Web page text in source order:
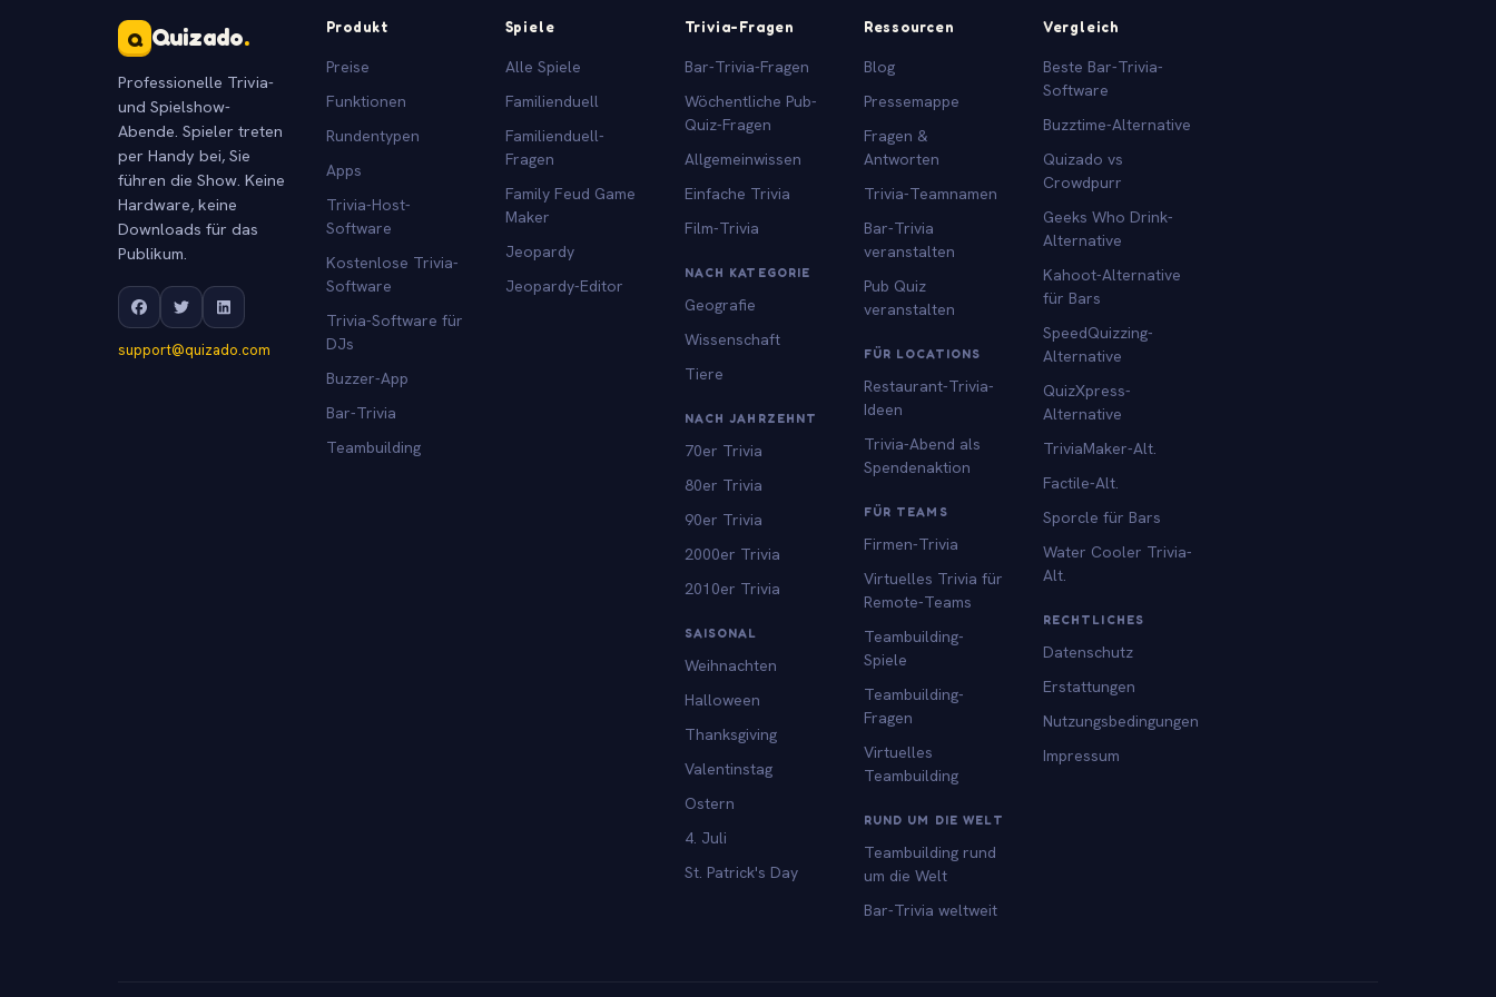
Q Quizado.
Professionelle Trivia-
und Spielshow-
Abende. Spieler treten
per Handy bei, Sie
führen die Show. Keine
Hardware, keine
Downloads für das
Publikum.
support@quizado.com
Produkt
Preise
Funktionen
Rundentypen
Apps
Trivia-Host-
Software
Kostenlose Trivia-
Software
Trivia-Software für
DJs
Buzzer-App
Bar-Trivia
Teambuilding
Spiele
Alle Spiele
Familienduell
Familienduell-
Fragen
Family Feud Game
Maker
Jeopardy
Jeopardy-Editor
Trivia-Fragen
Bar-Trivia-Fragen
Wöchentliche Pub-
Quiz-Fragen
Allgemeinwissen
Einfache Trivia
Film-Trivia
NACH KATEGORIE
Geografie
Wissenschaft
Tiere
NACH JAHRZEHNT
70er Trivia
80er Trivia
90er Trivia
2000er Trivia
2010er Trivia
SAISONAL
Weihnachten
Halloween
Thanksgiving
Valentinstag
Ostern
4. Juli
St. Patrick's Day
Ressourcen
Blog
Pressemappe
Fragen &
Antworten
Trivia-Teamnamen
Bar-Trivia
veranstalten
Pub Quiz
veranstalten
FÜR LOCATIONS
Restaurant-Trivia-
Ideen
Trivia-Abend als
Spendenaktion
FÜR TEAMS
Firmen-Trivia
Virtuelles Trivia für
Remote-Teams
Teambuilding-
Spiele
Teambuilding-
Fragen
Virtuelles
Teambuilding
RUND UM DIE WELT
Teambuilding rund
um die Welt
Bar-Trivia weltweit
Vergleich
Beste Bar-Trivia-
Software
Buzztime-Alternative
Quizado vs
Crowdpurr
Geeks Who Drink-
Alternative
Kahoot-Alternative
für Bars
SpeedQuizzing-
Alternative
QuizXpress-
Alternative
TriviaMaker-Alt.
Factile-Alt.
Sporcle für Bars
Water Cooler Trivia-
Alt.
RECHTLICHES
Datenschutz
Erstattungen
Nutzungsbedingungen
Impressum